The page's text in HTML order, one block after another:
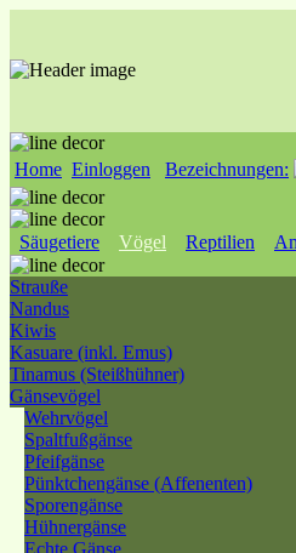
Home Einloggen Bezeichnungen:
Säugetiere Vögel Reptilien
Strauße
Nandus
Kiwis
Kasuare (inkl. Emus)
Tinamus (Steißhühner)
Gänsevögel
Wehrvögel
Spaltfußgänse
Pfeifgänse
Pünktchengänse (Affenenten)
Sporengänse
Hühnergänse
Echte Gänse